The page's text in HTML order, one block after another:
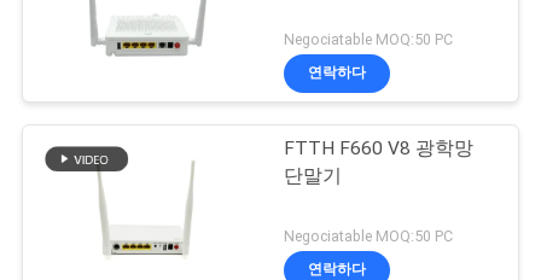
Negociatable MOQ:50 PC
연락하다
FTTH F660 V8 광학망
단말기
Negociatable MOQ:50 PC
연락하다